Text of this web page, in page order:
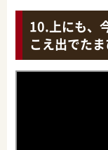
上にも、
こえ出でたま